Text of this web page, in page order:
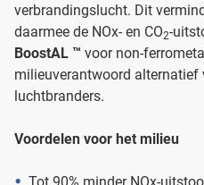
verbrandingslucht. Dit
daarmee de NOx- en CO2-
BoostAL ™ voor non-
milieuverantwoord alternatief
luchtbranders.
Voordelen voor het milieu